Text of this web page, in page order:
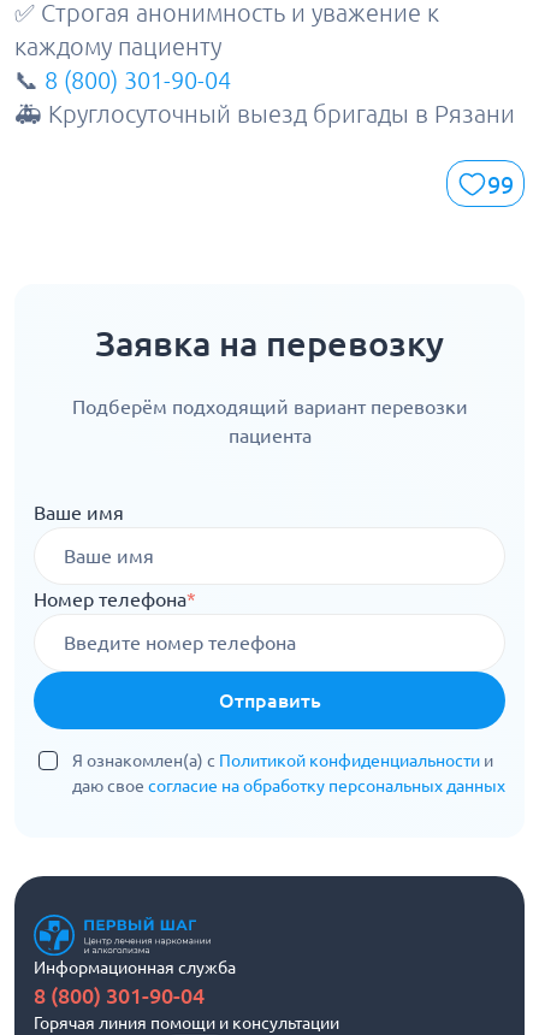
✅ Строгая анонимность и уважение к
каждому пациенту
📞 8 (800) 301-90-04
🚑 Круглосуточный выезд бригады в Рязани
99
Заявка на перевозку
Подберём подходящий вариант перевозки
пациента
Ваше имя
Номер телефона*
Отправить
Я ознакомлен(а) с Политикой конфиденциальности и
даю свое согласие на обработку персональных данных
Информационная служба
8 (800) 301-90-04
Горячая линия помощи и консультации